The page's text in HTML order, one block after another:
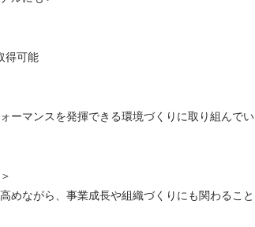
得可能
ーマンスを発揮できる環境づくりに取り組んでい
めながら、事業成長や組織づくりにも関わること